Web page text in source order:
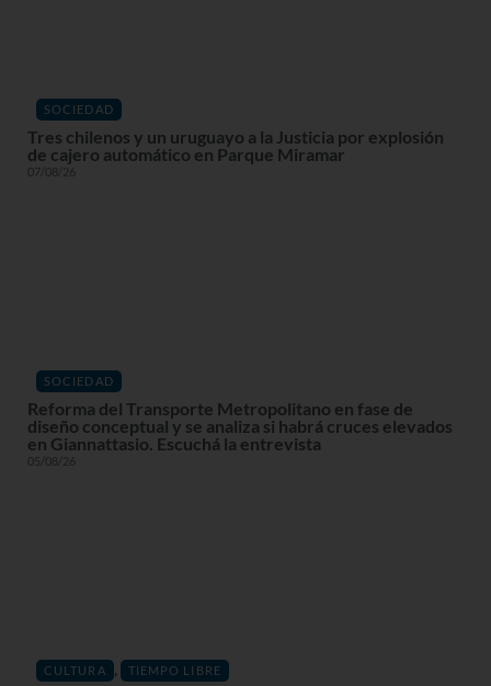
SOCIEDAD
Tres chilenos y un uruguayo a la Justicia por explosión
de cajero automático en Parque Miramar
07/08/26
SOCIEDAD
Reforma del Transporte Metropolitano en fase de
diseño conceptual y se analiza si habrá cruces elevados
en Giannattasio. Escuchá la entrevista
05/08/26
CULTURA , TIEMPO LIBRE